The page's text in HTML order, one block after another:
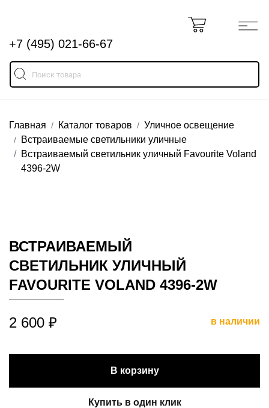
+7 (495) 021-66-67
Главная Каталог товаров
Уличное освещение
Встраиваемые светильники уличные
Встраиваемый светильник уличный Favourite Voland
4396-2W
ВСТРАИВАЕМЫЙ
СВЕТИЛЬНИК УЛИЧНЫЙ
FAVOURITE VOLAND 4396-2W
2 600 ₽ в наличии
В корзину
Купить в один клик